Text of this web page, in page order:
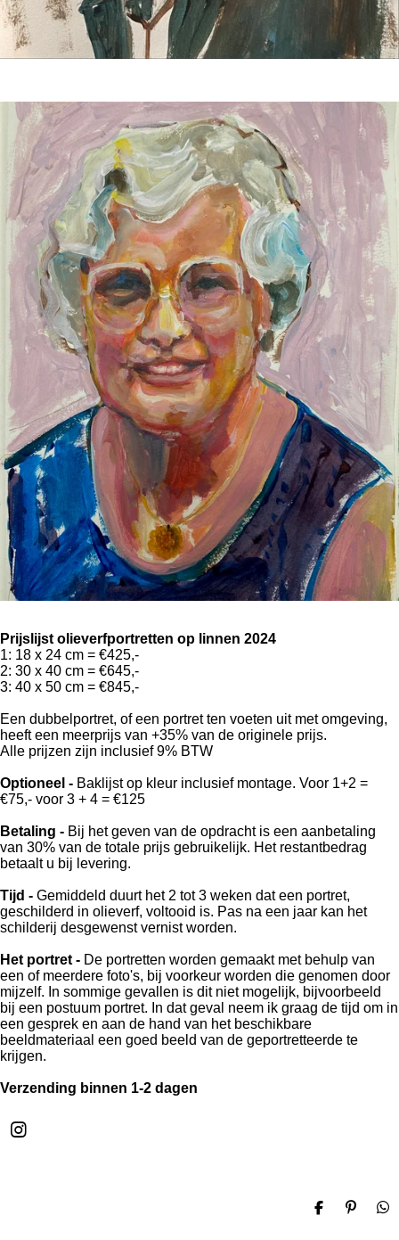
Prijslijst olieverfportretten op linnen 2024
1: 18 x 24 cm = €425,-
2: 30 x 40 cm = €645,-
3: 40 x 50 cm = €845,-
Een dubbelportret, of een portret ten voeten uit met omgeving,
heeft een meerprijs van +35% van de originele prijs.
Alle prijzen zijn inclusief 9% BTW
Optioneel - Baklijst op kleur inclusief montage. Voor 1+2 =
€75,- voor 3 + 4 = €125
Betaling - Bij het geven van de opdracht is een aanbetaling
van 30% van de totale prijs gebruikelijk. Het restantbedrag
betaalt u bij levering.
Tijd - Gemiddeld duurt het 2 tot 3 weken dat een portret,
geschilderd in olieverf, voltooid is. Pas na een jaar kan het
schilderij desgewenst vernist worden.
Het portret - De portretten worden gemaakt met behulp van
een of meerdere foto's, bij voorkeur worden die genomen door
mijzelf. In sommige gevallen is dit niet mogelijk, bijvoorbeeld
bij een postuum portret. In dat geval neem ik graag de tijd om in
een gesprek en aan de hand van het beschikbare
beeldmateriaal een goed beeld van de geportretteerde te
krijgen.
Verzending binnen 1-2 dagen
I
D
P
D